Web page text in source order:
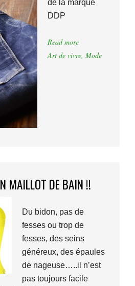
de la marque
DDP
Read more
Art de vivre, Mode
MAILLOT DE BAIN !!
Du bidon, pas de
fesses ou trop de
fesses, des seins
généreux, des épaules
de nageuse…..il n’est
pas toujours facile